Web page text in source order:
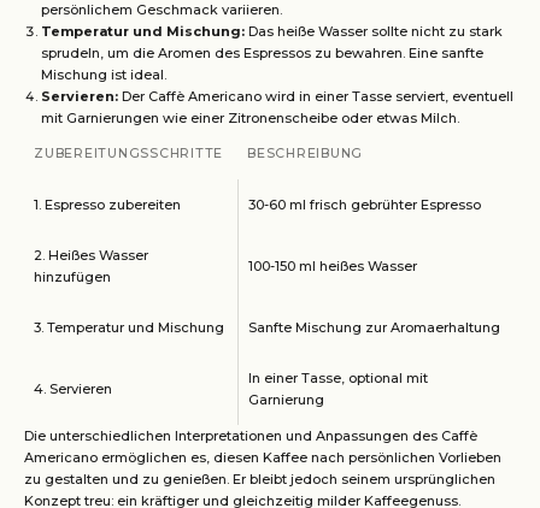
persönlichem Geschmack variieren.
Temperatur und Mischung: Das heiße Wasser sollte nicht zu stark
sprudeln, um die Aromen des Espressos zu bewahren. Eine sanfte
Mischung ist ideal.
Servieren: Der Caffè Americano wird in einer Tasse serviert, eventuell
mit Garnierungen wie einer Zitronenscheibe oder etwas Milch.
ZUBEREITUNGSSCHRITTE BESCHREIBUNG
1. Espresso zubereiten 30-60 ml frisch gebrühter Espresso
2. Heißes Wasser
hinzufügen
100-150 ml heißes Wasser
3. Temperatur und Mischung Sanfte Mischung zur Aromaerhaltung
4. Servieren
In einer Tasse, optional mit
Garnierung
Die unterschiedlichen Interpretationen und Anpassungen des Caffè
Americano ermöglichen es, diesen Kaffee nach persönlichen Vorlieben
zu gestalten und zu genießen. Er bleibt jedoch seinem ursprünglichen
Konzept treu: ein kräftiger und gleichzeitig milder Kaffeegenuss.